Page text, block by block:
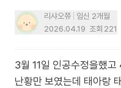
리샤오쮸
임신 2개월
2026.04.19 조회 221
3월 11일 인공수정을했
난황만 보였는데 태아랑